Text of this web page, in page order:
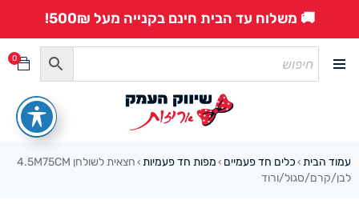
🚚 משלוח עד הבית חינם בקנייה מעל 500₪!
0
עמוד הבית › כלים חד פעמיים › מפות חד פעמיות ›
חצאית לשולחן 4.5M75CM
לבן/קרם/סגול/ורוד